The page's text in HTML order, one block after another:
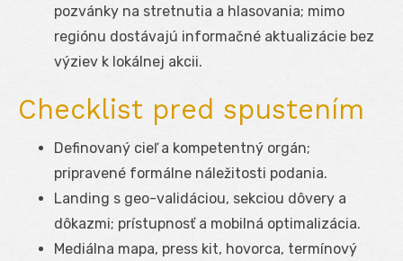
pozvánky na stretnutia a hlasovania; mimo
regiónu dostávajú informačné aktualizácie bez
výziev k lokálnej akcii.
Checklist pred spustením
Definovaný cieľ a kompetentný orgán;
pripravené formálne náležitosti podania.
Landing s geo-validáciou, sekciou dôvery a
dôkazmi; prístupnosť a mobilná optimalizácia.
Mediálna mapa, press kit, hovorca, termínový